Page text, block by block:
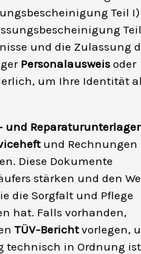
Teil I)
und die Zulassung
Personalausweis oder
um Ihre Identität
und
und Rechnungen
Diese Dokumente
stärken und den
die Sorgfalt und Pflege
hat. Falls vorhanden,
TÜV-Berichtvorlegen,
technisch in Ordnung